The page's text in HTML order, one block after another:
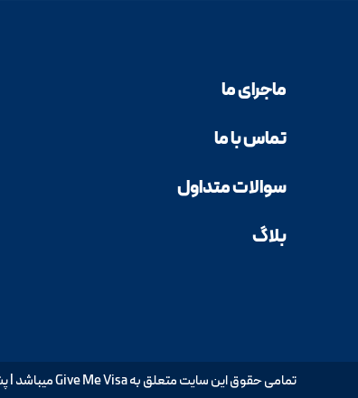
ماجرای ما
تماس با ما
سوالات متداول
بلاگ
تمامی حقوق این سایت متعلق به Give Me Visa میباشد l پشتیبانی و طراحی سایت: